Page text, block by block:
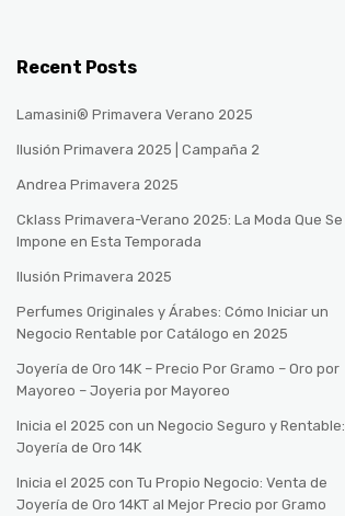
Recent Posts
Lamasini® Primavera Verano 2025
Ilusión Primavera 2025 | Campaña 2
Andrea Primavera 2025
Cklass Primavera-Verano 2025: La Moda Que Se
Impone en Esta Temporada
Ilusión Primavera 2025
Perfumes Originales y Árabes: Cómo Iniciar un
Negocio Rentable por Catálogo en 2025
Joyería de Oro 14K – Precio Por Gramo – Oro por
Mayoreo – Joyeria por Mayoreo
Inicia el 2025 con un Negocio Seguro y Rentable:
Joyería de Oro 14K
Inicia el 2025 con Tu Propio Negocio: Venta de
Joyería de Oro 14KT al Mejor Precio por Gramo